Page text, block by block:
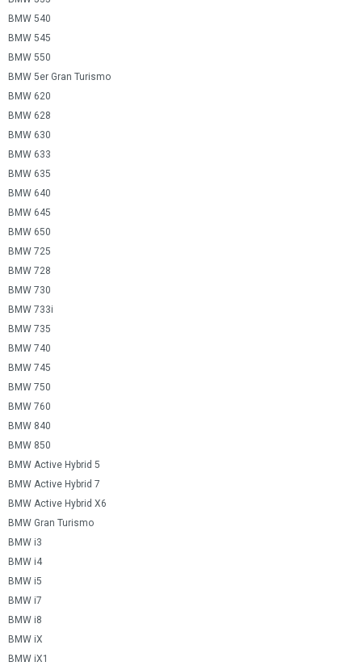
BMW 540
BMW 545
BMW 550
BMW 5er Gran Turismo
BMW 620
BMW 628
BMW 630
BMW 633
BMW 635
BMW 640
BMW 645
BMW 650
BMW 725
BMW 728
BMW 730
BMW 733i
BMW 735
BMW 740
BMW 745
BMW 750
BMW 760
BMW 840
BMW 850
BMW Active Hybrid 5
BMW Active Hybrid 7
BMW Active Hybrid X6
BMW Gran Turismo
BMW i3
BMW i4
BMW i5
BMW i7
BMW i8
BMW iX
BMW iX1